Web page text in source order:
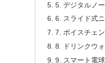
5. デジタルノー
6. スライド式
7. ボイスチェ
8. ドリンクウ
9. スマート電球